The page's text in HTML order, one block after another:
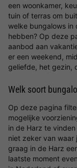
een woonkamer,
tuin of terras om
welke bungalows in
hebben? Op deze
aanbod aan
er een weekend,
geliefde, het gezin,
Welk soort
Op deze pagina
mogelijke
in de Harz te
niet zeker van waar
graag in de Harz
laatste moment